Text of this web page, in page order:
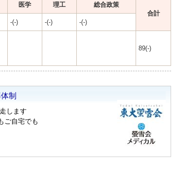
医学 理工
総合政策
合計
-(-) -(-) -(-)
89(-)